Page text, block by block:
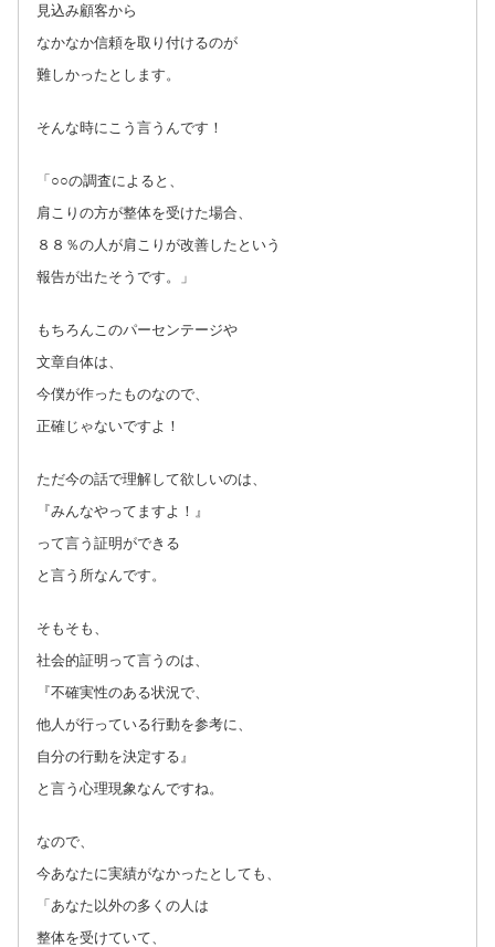
見込み顧客から
なかなか信頼を取り付けるのが
難しかったとします。
そんな時にこう言うんです！
「○○の調査によると、
肩こりの方が整体を受けた場合、
８８％の人が肩こりが改善したという
報告が出たそうです。」
もちろんこのパーセンテージや
文章自体は、
今僕が作ったものなので、
正確じゃないですよ！
ただ今の話で理解して欲しいのは、
『みんなやってますよ！』
って言う証明ができる
と言う所なんです。
そもそも、
社会的証明って言うのは、
『不確実性のある状況で、
他人が行っている行動を参考に、
自分の行動を決定する』
と言う心理現象なんですね。
なので、
今あなたに実績がなかったとしても、
「あなた以外の多くの人は
整体を受けていて、